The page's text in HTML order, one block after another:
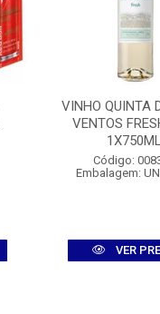
VINHO QUINTA
VENTOS
1X750ML
Código:
Embalagem:
VER